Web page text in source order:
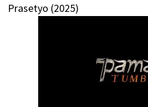
Prasetyo (2025)